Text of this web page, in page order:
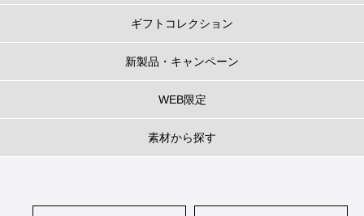
ギフトコレクション
新製品・キャンペーン
WEB限定
素材から探す